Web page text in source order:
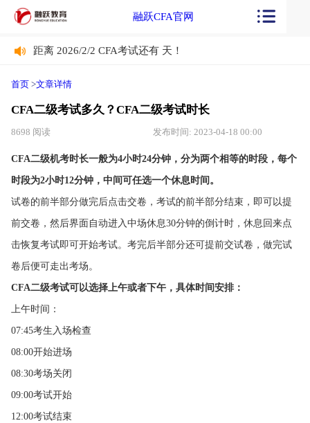
融跃CFA官网
距离 2026/2/2 CFA考试还有 天！
首页 >文章详情
CFA二级考试多久？CFA二级考试时长
8698 阅读 发布时间: 2023-04-18 00:00
CFA二级机考时长一般为4小时24分钟，分为两个相等的时段，每个
时段为2小时12分钟，中间可任选一个休息时间。
试卷的前半部分做完后点击交卷，考试的前半部分结束，即可以提
前交卷，然后界面自动进入中场休息30分钟的倒计时，休息回来点
击恢复考试即可开始考试。考完后半部分还可提前交试卷，做完试
卷后便可走出考场。
CFA二级考试可以选择上午或者下午，具体时间安排：
上午时间：
07:45考生入场检查
08:00开始进场
08:30考场关闭
09:00考试开始
12:00考试结束